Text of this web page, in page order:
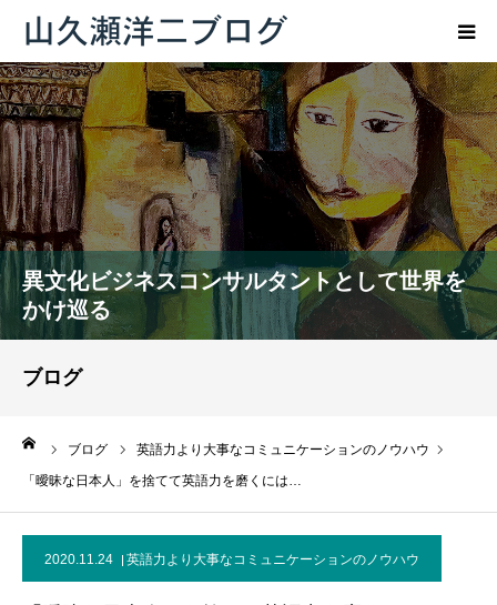
異文化ビジネスコンサルタントとして世界を
かけ巡る
ブログ
ブログ
英語力より大事なコミュニケーションのノウハウ
「曖昧な日本人」を捨てて英語力を磨くには…
2020.11.24 英語力より大事なコミュニケーションのノウハウ
トップページ
ブログ
プロフィール
お問い合わせ